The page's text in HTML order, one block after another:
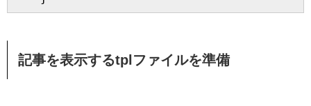
記事を表示するtplファイルを準備